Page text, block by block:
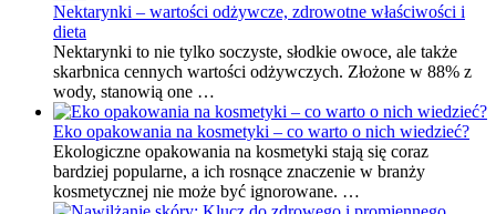
Nektarynki – wartości odżywcze, zdrowotne właściwości i
dieta
Nektarynki to nie tylko soczyste, słodkie owoce, ale także
skarbnica cennych wartości odżywczych. Złożone w 88% z
wody, stanowią one …
Eko opakowania na kosmetyki – co warto o nich wiedzieć?
Ekologiczne opakowania na kosmetyki stają się coraz
bardziej popularne, a ich rosnące znaczenie w branży
kosmetycznej nie może być ignorowane. …